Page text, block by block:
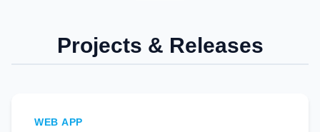
Projects & Releases
WEB APP